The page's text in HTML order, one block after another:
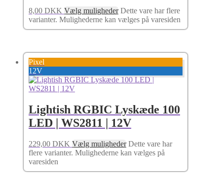
8,00 DKK Vælg muligheder Dette vare har flere
varianter. Mulighederne kan vælges på varesiden
Pixel
12V
Lightish RGBIC Lyskæde 100
LED | WS2811 | 12V
229,00 DKK Vælg muligheder Dette vare har
flere varianter. Mulighederne kan vælges på
varesiden